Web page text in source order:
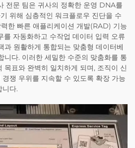
전문 팀은 귀사의 정확한 운영 DNA를
위해 심층적인 워크플로우 진단을 수
한 빠른 애플리케이션 개발(RAD) 기능
를 자동화하고 수작업 데이터 입력 오류
과 원활하게 통합되는 맞춤형 데이터베
니다. 이러한 세밀한 수준의 맞춤화를 통
목표와 완벽히 일치하게 되며, 조직이 신
쟁 우위를 지속할 수 있도록 확장 가능
다.